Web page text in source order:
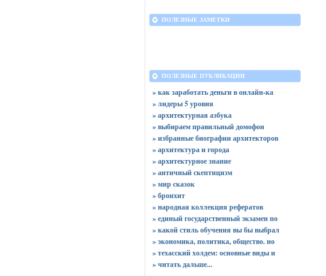
ПОЛЕЗНЫЕ ЗАМЕТКИ
ПОЛЕЗНЫЕ ПУБЛИКАЦИИ
» как заработать деньги в онлайн-ка
» лидеры 5 уровня
» архитектурная азбука
» выбираем правильный домофон
» избранные биографии архитекторов
» архитектура и города
» архитектурное знание
» античный скептицизм
» мир сказок
» бронхит
» народная коллекция рефератов
» единый государственный экзамен по
» какой стиль обучения вы бы выбрал
» экономика, политика, общество. но
» техасский холдем: основные виды и
»читать дальше...